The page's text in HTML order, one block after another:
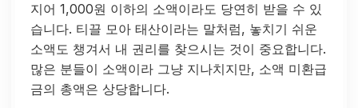
지어 1,000원 이하의 소액이라도 당연히 받을 수 있
습니다. 티끌 모아 태산이라는 말처럼, 놓치기 쉬운
소액도 챙겨서 내 권리를 찾으시는 것이 중요합니다.
많은 분들이 소액이라 그냥 지나치지만, 소액 미환급
금의 총액은 상당합니다.